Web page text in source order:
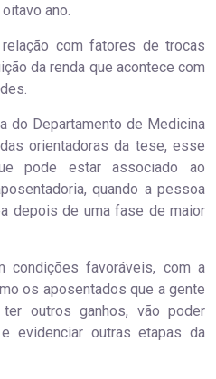
ano.
com fatores de trocas
da renda que acontece com
do Departamento de Medicina
orientadoras da tese, esse
pode estar associado ao
quando a pessoa
depois de uma fase de maior
condições favoráveis, com a
os aposentados que a gente
outros ganhos, vão poder
evidenciar outras etapas da